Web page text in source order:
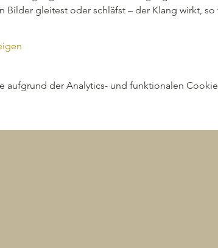
Bilder gleitest oder schläfst – der Klang wirkt,
aufgrund der Analytics- und funktionalen